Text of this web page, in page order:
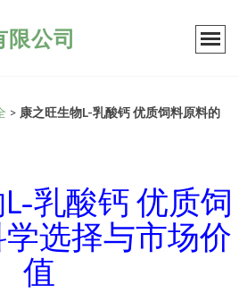
限公司
> 康之旺生物L-乳酸钙 优质饲料原料的
乳酸钙 优质饲
选择与市场价
值